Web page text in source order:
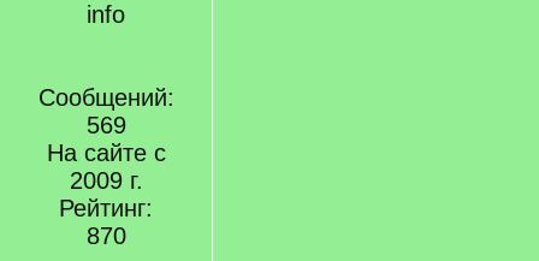
Сообщений:
569
На сайте с
2009 г.
Рейтинг:
870